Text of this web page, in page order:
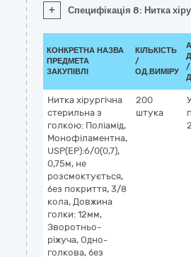
+ Специфікація 8: Нитка
КОНКРЕТНА НАЗВА
ПРЕДМЕТА
ЗАКУПІВЛІ
КІЛЬКІСТЬ
/
ОД.ВИМІРУ
/
Нитка хірургічна
стерильна з
голкою: Поліамід,
Монофіламентна,
USP(EP):6/0(0,7),
0,75м, не
розсмоктується,
без покриття, 3/8
кола, Довжина
голки: 12мм,
Зворотньо-
ріжуча, Одно-
голкова, без
200
штука